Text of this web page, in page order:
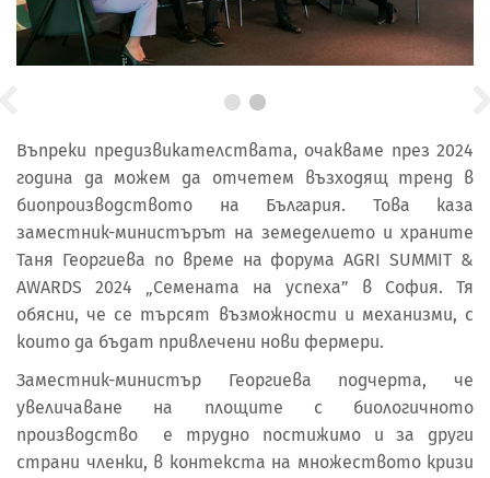
Въпреки предизвикателствата, очакваме през 2024
година да можем да отчетем възходящ тренд в
биопроизводството на България. Това каза
заместник-министърът на земеделието и храните
Таня Георгиева по време на форума AGRI SUMMIT &
AWARDS 2024 „Семената на успеха” в София. Тя
обясни, че се търсят възможности и механизми, с
които да бъдат привлечени нови фермери.
Заместник-министър Георгиева подчерта, че
увеличаване на площите с биологичното
производство е трудно постижимо и за други
страни членки, в контекста на множеството кризи